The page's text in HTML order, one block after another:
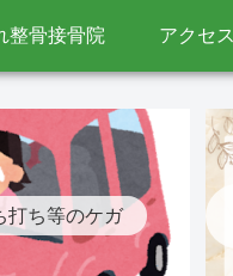
整骨接骨院 アクセス
打ち等のケガ